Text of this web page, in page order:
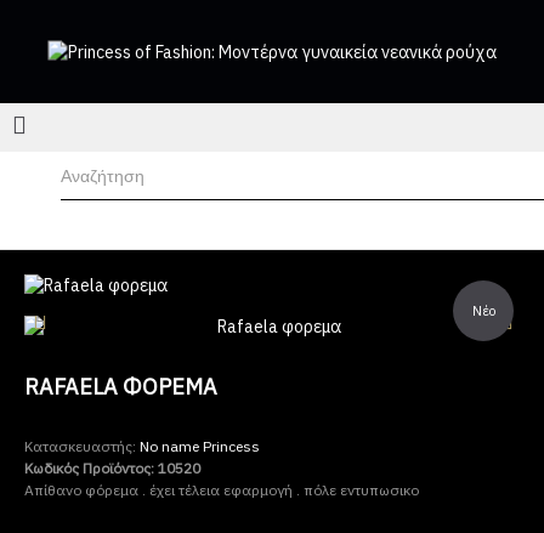
Νέο
RAFAELA ΦΟΡΕΜΑ
Κατασκευαστής: No name Princess
Κωδικός Προϊόντος: 10520
Απίθανο φόρεμα . έχει τέλεια εφαρμογή . πόλε εντυπωσικο